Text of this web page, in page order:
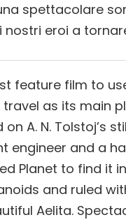
spettacolare
nostri eroi a
feature film to
as its main
A. N. Tolstoj’s
engineer and a
Planet to find it
and ruled
Aelita.